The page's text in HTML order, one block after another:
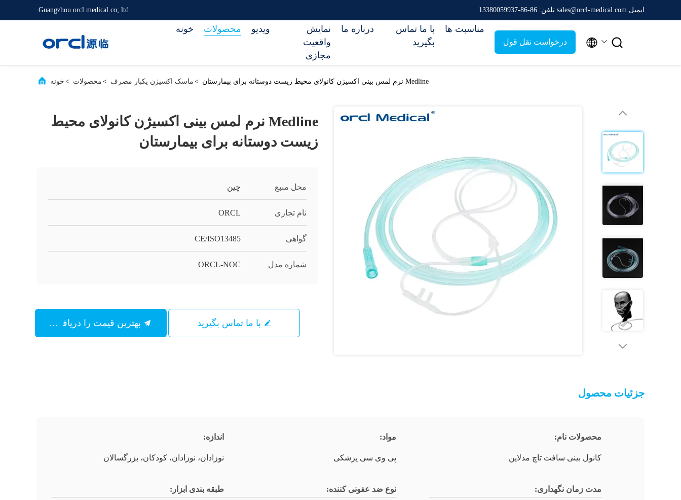
Guangzhou orcl medical co; ltd. ایمیل sales@orcl-medical.com تلفن: 86-86-13380059937
خونه محصولات ویدیو
نمایش
واقعیت
مجازی
درباره ما
با ما تماس
بگیرید
مناسبت ها
درخواست نقل قول  
خونه > محصولات > ماسک اکسیژن یکبار مصرف > Medline نرم لمس بینی اکسیژن کانولای محیط زیست دوستانه برای بیمارستان
Medline نرم لمس بینی اکسیژن کانولای محیط
زیست دوستانه برای بیمارستان
محل منبع چین
نام تجاری ORCL
گواهی CE/ISO13485
شماره مدل ORCL-NOC
با ما تماس بگیرید
جزئیات محصول
محصولات نام:
کانول بینی سافت تاچ مدلاین
مواد:
پی وی سی پزشکی
اندازه:
نوزادان، نوزادان، کودکان، بزرگسالان
مدت زمان نگهداری: نوع ضد عفونی کننده: طبقه بندی ابزار: